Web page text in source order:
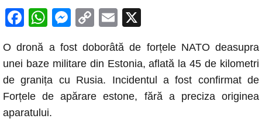
F
c
e
b
o
W
at
s
A
p
M
ss
e
n
C
p
y
Li
E
ail
O dronă a fost doborâtă de forțele NATO deasupra
unei baze militare din Estonia, aflată la 45 de kilometri
de granița cu Rusia. Incidentul a fost confirmat de
Forțele de apărare estone, fără a preciza originea
aparatului.